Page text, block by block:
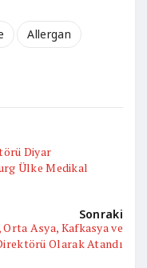
Allergan
Diyar
Ülke Medikal
Sonraki
Asya, Kafkasya ve
Olarak Atandı